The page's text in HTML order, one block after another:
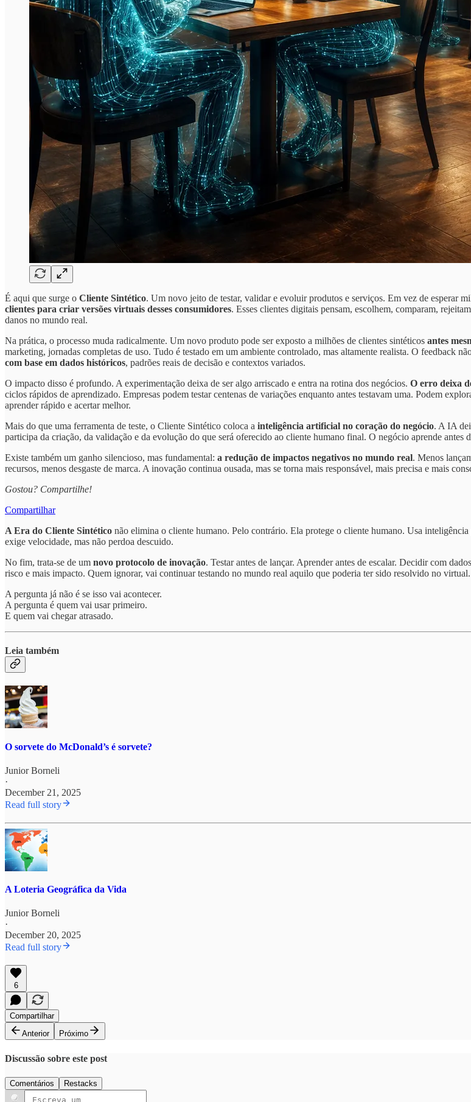
É aqui que surge o Cliente Sintético. Um novo jeito de testar, validar e evoluir produtos e serviços. Em vez de esperar
clientes para criar versões virtuais desses consumidores. Esses clientes digitais pensam, escolhem, comparam,
danos no mundo real.
Na prática, o processo muda radicalmente. Um novo produto pode ser exposto a milhões de clientes sintéticos antes
marketing, jornadas completas de uso. Tudo é testado em um ambiente controlado, mas altamente realista. O feedback
com base em dados históricos, padrões reais de decisão e contextos variados.
O impacto disso é profundo. A experimentação deixa de ser algo arriscado e entra na rotina dos negócios. O erro deixa
ciclos rápidos de aprendizado. Empresas podem testar centenas de variações enquanto antes testavam uma. Podem
aprender rápido e acertar melhor.
Mais do que uma ferramenta de teste, o Cliente Sintético coloca a inteligência artificial no coração do negócio. A IA
participa da criação, da validação e da evolução do que será oferecido ao cliente humano final. O negócio aprende antes
Existe também um ganho silencioso, mas fundamental: a redução de impactos negativos no mundo real. Menos
recursos, menos desgaste de marca. A inovação continua ousada, mas se torna mais responsável, mais precisa e mais
Gostou? Compartilhe!
Compartilhar
A Era do Cliente Sintético não elimina o cliente humano. Pelo contrário. Ela protege o cliente humano. Usa
exige velocidade, mas não perdoa descuido.
No fim, trata-se de um novo protocolo de inovação. Testar antes de lançar. Aprender antes de escalar. Decidir com
risco e mais impacto. Quem ignorar, vai continuar testando no mundo real aquilo que poderia ter sido resolvido no virtual.
A pergunta já não é se isso vai acontecer.
A pergunta é quem vai usar primeiro.
E quem vai chegar atrasado.
Leia também
O sorvete do McDonald’s é sorvete?
Junior Borneli
·
December 21, 2025
Read full story
A Loteria Geográfica da Vida
Junior Borneli
·
December 20, 2025
Read full story
6
Compartilhar
Anterior
Próximo
Discussão sobre este post
Comentários Restacks